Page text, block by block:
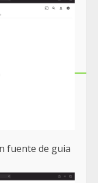
fuente de guia